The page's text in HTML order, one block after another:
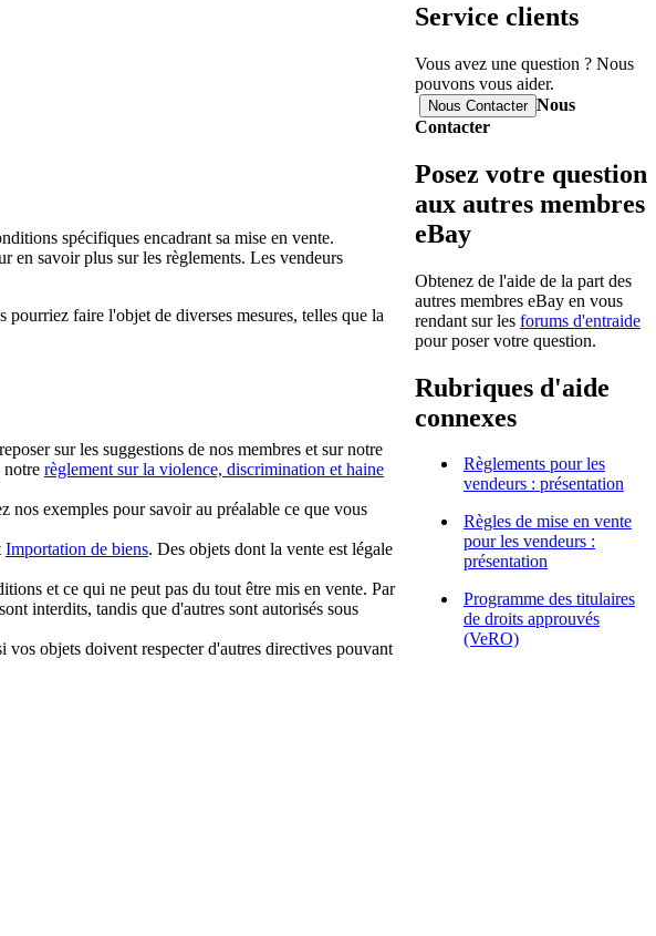
spécifiques encadrant sa mise en vente.
en savoir plus sur les règlements. Les vendeurs
faire l'objet de diverses mesures, telles que la
sur les suggestions de nos membres et sur notre
notre règlement sur la violence, discrimination et haine
nos exemples pour savoir au préalable ce que vous
Importation de biens. Des objets dont la vente est légale
et ce qui ne peut pas du tout être mis en vente. Par
interdits, tandis que d'autres sont autorisés sous
vos objets doivent respecter d'autres directives pouvant
Service clients
Vous avez une question ? Nous
pouvons vous aider.
Nous
Contacter
Posez votre question
aux autres membres
eBay
Obtenez de l'aide de la part des
autres membres eBay en vous
rendant sur les forums d'entraide
pour poser votre question.
Rubriques d'aide
connexes
Règlements pour les
vendeurs : présentation
Règles de mise en vente
pour les vendeurs :
présentation
Programme des titulaires
de droits approuvés
(VeRO)